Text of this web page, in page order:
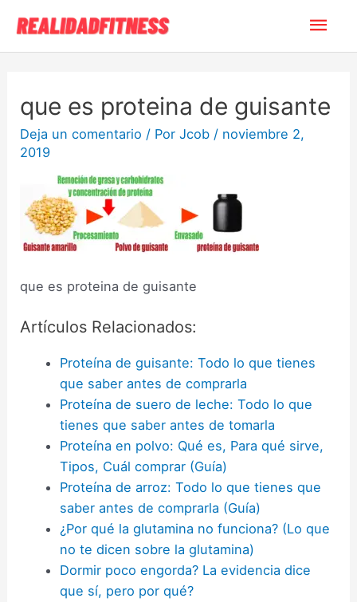
que es proteina de guisante
Deja un comentario / PorJcob / noviembre 2,
2019
que es proteina de guisante
Artículos Relacionados:
Proteína de guisante: Todo lo que tienes
que saber antes de comprarla
Proteína de suero de leche: Todo lo que
tienes que saber antes de tomarla
Proteína en polvo: Qué es, Para qué sirve,
Tipos, Cuál comprar (Guía)
Proteína de arroz: Todo lo que tienes que
saber antes de comprarla (Guía)
¿Por qué la glutamina no funciona? (Lo que
no te dicen sobre la glutamina)
Dormir poco engorda? La evidencia dice
que sí, pero por qué?